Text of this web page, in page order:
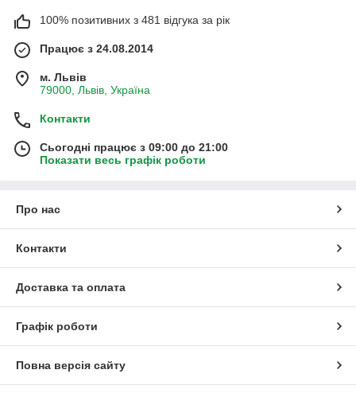
100% позитивних з 481 відгука за рік
Працює з 24.08.2014
м. Львів
79000, Львів, Україна
Контакти
Сьогодні працює з 09:00 до 21:00
Показати весь графік роботи
Про нас
Контакти
Доставка та оплата
Графік роботи
Повна версія сайту